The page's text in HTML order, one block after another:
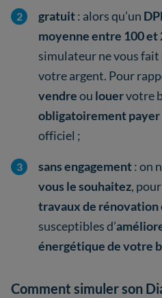
gratuit: alors qu’un
moyenne entre 100 et
simulateur ne vous
votre argent. Pour
vendreou louervotre
obligatoirement payer
officiel ;
sans engagement: on
vous le souhaitez,
travaux de rénovation
susceptibles d’
énergétique de votre
Comment simuler son